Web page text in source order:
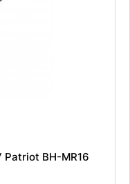
BH-MR16